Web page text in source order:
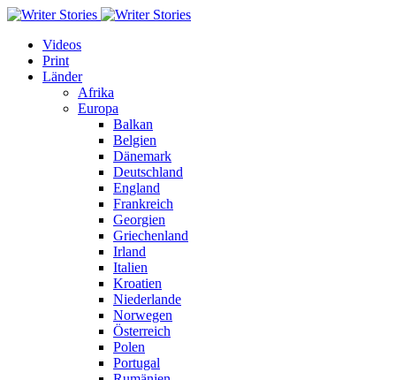
Videos
Print
Länder
Afrika
Europa
Balkan
Belgien
Dänemark
Deutschland
England
Frankreich
Georgien
Griechenland
Irland
Italien
Kroatien
Niederlande
Norwegen
Österreich
Polen
Portugal